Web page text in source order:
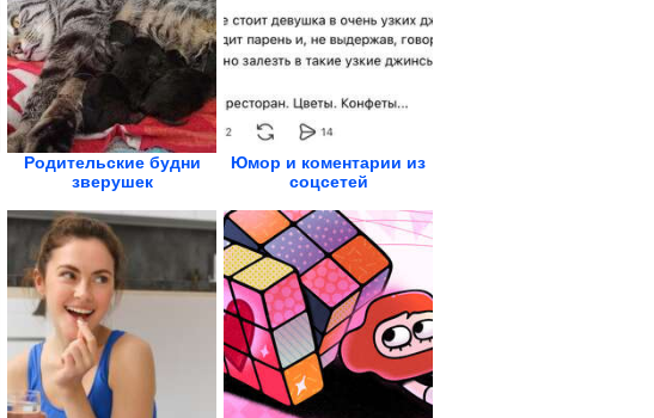
Родительские будни
зверушек
Юмор и коментарии из
соцсетей